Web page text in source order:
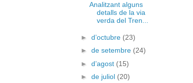
Analitzant alguns
detalls de la via
verda del Tren...
► d’octubre (23)
► de setembre (24)
► d’agost (15)
► de juliol (20)